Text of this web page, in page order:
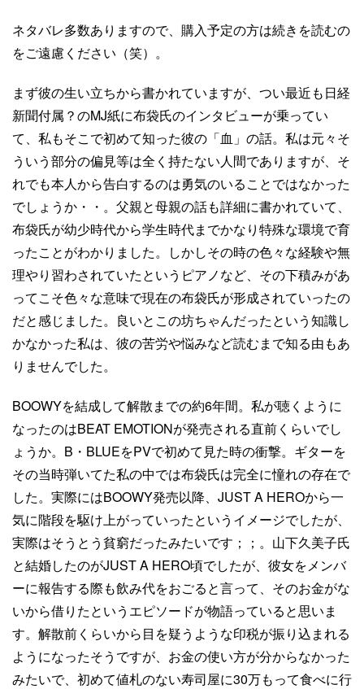
ネタバレ多数ありますので、購入予定の方は続きを読むの
をご遠慮ください（笑）。
まず彼の生い立ちから書かれていますが、つい最近も日経
新聞付属？のMJ紙に布袋氏のインタビューが乗ってい
て、私もそこで初めて知った彼の「血」の話。私は元々そ
ういう部分の偏見等は全く持たない人間でありますが、そ
れでも本人から告白するのは勇気のいることではなかった
でしょうか・・。父親と母親の話も詳細に書かれていて、
布袋氏が幼少時代から学生時代までかなり特殊な環境で育
ったことがわかりました。しかしその時の色々な経験や無
理やり習わされていたというピアノなど、その下積みがあ
ってこそ色々な意味で現在の布袋氏が形成されていったの
だと感じました。良いとこの坊ちゃんだったという知識し
かなかった私は、彼の苦労や悩みなど読むまで知る由もあ
りませんでした。
BOOWYを結成して解散までの約6年間。私が聴くように
なったのはBEAT EMOTIONが発売される直前くらいでし
ょうか。B・BLUEをPVで初めて見た時の衝撃。ギターを
その当時弾いてた私の中では布袋氏は完全に憧れの存在で
した。実際にはBOOWY発売以降、JUST A HEROから一
気に階段を駆け上がっていったというイメージでしたが、
実際はそうとう貧窮だったみたいです；；。山下久美子氏
と結婚したのがJUST A HERO頃でしたが、彼女をメンバ
ーに報告する際も飲み代をおごると言って、そのお金がな
いから借りたというエピソードが物語っていると思いま
す。解散前くらいから目を疑うような印税が振り込まれる
ようになったそうですが、お金の使い方が分からなかった
みたいで、初めて値札のない寿司屋に30万もって食べに行